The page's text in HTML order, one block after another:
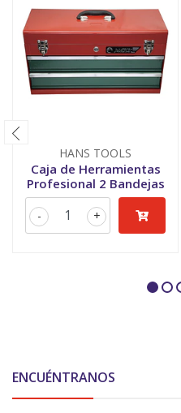
HANS TOOLS
Caja de Herramientas
Profesional 2 Bandejas
+
-
ENCUÉNTRANOS